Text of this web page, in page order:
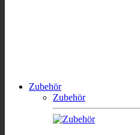
Zubehör
Zubehör